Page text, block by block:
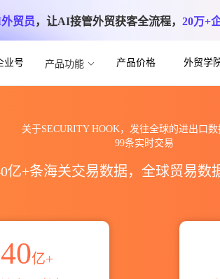
贸员，让AI接管外贸获客全流程， 20万+
业号 产品功能 产品价格 外贸学
关于SECURITY HOOK，发往全球的进出口
99条实时交易
亿+条海关交易数据，全球贸易
40亿+